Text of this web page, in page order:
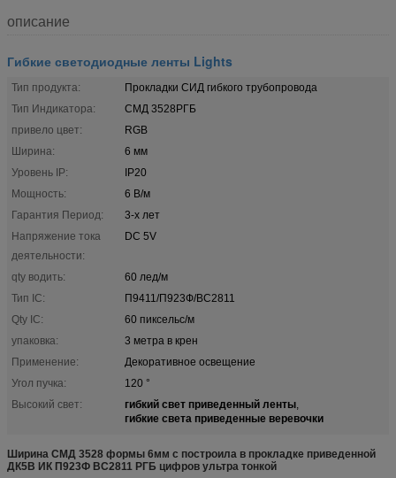
описание
Гибкие светодиодные ленты Lights
Тип продукта:
Прокладки СИД гибкого трубопровода
Тип Индикатора:
СМД 3528РГБ
привело цвет:
RGB
Ширина:
6 мм
Уровень IP:
IP20
Мощность:
6 В/м
Гарантия Период:
3-х лет
Напряжение тока
деятельности:
DC 5V
qty водить:
60 лед/м
Тип IC:
П9411/П923Ф/ВС2811
Qty IC:
60 пиксельс/м
упаковка:
3 метра в крен
Применение:
Декоративное освещение
Угол пучка:
120 °
Высокий свет:
гибкий свет приведенный ленты,
гибкие света приведенные веревочки
Ширина СМД 3528 формы 6мм с построила в прокладке приведенной
ДК5В ИК П923Ф ВС2811 РГБ цифров ультра тонкой